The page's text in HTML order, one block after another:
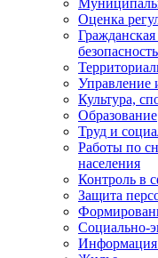
Оценка
безопасность
Управление
Культура,
Образование
Труд и
Работы по
населения
Контроль в
Защита
Социально-
Информация